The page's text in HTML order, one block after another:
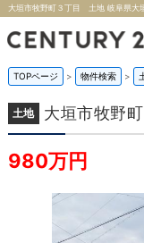
大垣市牧野町３丁目 土地 岐阜県大
TOPページ > 物件検索 >
土地 大垣市牧野
980万円